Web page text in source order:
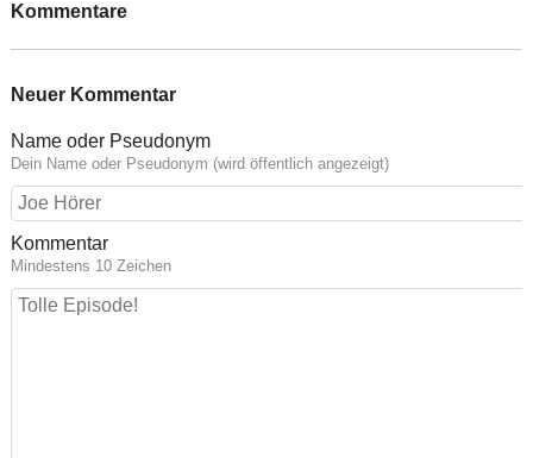
Kommentare
Neuer Kommentar
Name oder Pseudonym
Dein Name oder Pseudonym (wird öffentlich angezeigt)
Kommentar
Mindestens 10 Zeichen